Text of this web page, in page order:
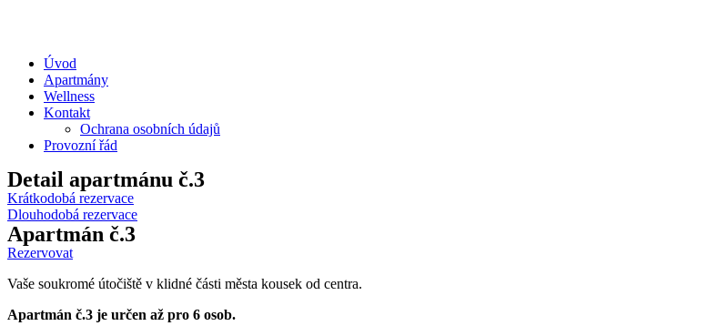
Úvod
Apartmány
Wellness
Kontakt
Ochrana osobních údajů
Provozní řád
Detail apartmánu č.3
Krátkodobá rezervace
Dlouhodobá rezervace
Apartmán č.3
Rezervovat
Vaše soukromé útočiště v klidné části města kousek od centra.
Apartmán č.3 je určen až pro 6 osob.